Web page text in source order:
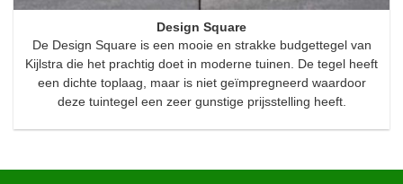
Design Square
De Design Square is een mooie en strakke budgettegel van
Kijlstra die het prachtig doet in moderne tuinen. De tegel heeft
een dichte toplaag, maar is niet geïmpregneerd waardoor
deze tuintegel een zeer gunstige prijsstelling heeft.